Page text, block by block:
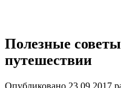
Полезные
путешествии
Опубликовано 23.09.2017